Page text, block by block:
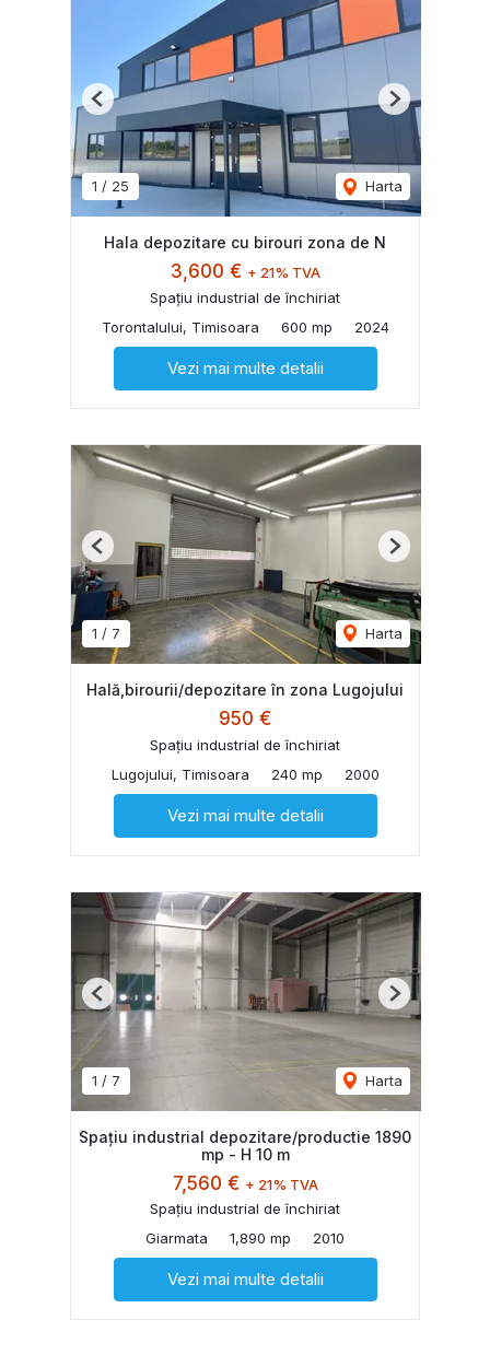
1 / 25 Harta
Previous Next
Hala depozitare cu birouri zona de N
3,600 € + 21% TVA
Spațiu industrial de închiriat
Torontalului, Timisoara
600 mp 2024
Vezi mai multe detalii
1 / 7 Harta
Previous Next
Hală,birourii/depozitare în zona Lugojului
950 €
Spațiu industrial de închiriat
Lugojului, Timisoara
240 mp 2000
Vezi mai multe detalii
1 / 7 Harta
Previous Next
Spațiu industrial depozitare/productie 1890
mp - H 10 m
7,560 € + 21% TVA
Spațiu industrial de închiriat
Giarmata
1,890 mp 2010
Vezi mai multe detalii